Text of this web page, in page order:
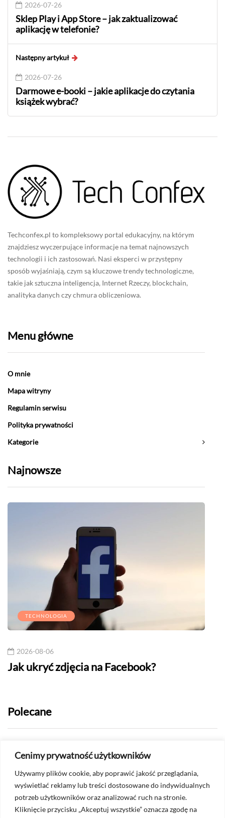
Cenimy prywatność użytkowników
Używamy plików cookie, aby poprawić jakość przeglądania,
wyświetlać reklamy lub treści dostosowane do indywidualnych
potrzeb użytkowników oraz analizować ruch na stronie.
Kliknięcie przycisku „Akceptuj wszystkie” oznacza zgodę na
2026-07-26
Sklep Play i App Store – jak zaktualizować
aplikację w telefonie?
Następny artykuł
2026-07-26
Darmowe e-booki – jakie aplikacje do czytania
książek wybrać?
Techconfex.pl to kompleksowy portal edukacyjny, na którym
znajdziesz wyczerpujące informacje na temat najnowszych
technologii i ich zastosowań. Nasi eksperci w przystępny
sposób wyjaśniają, czym są kluczowe trendy technologiczne,
takie jak sztuczna inteligencja, Internet Rzeczy, blockchain,
analityka danych czy chmura obliczeniowa.
Menu główne
O mnie
Mapa witryny
Regulamin serwisu
Polityka prywatności
Kategorie
Najnowsze
TECHNOLOGIA
2026-08-06
Jak ukryć zdjęcia na Facebook?
Polecane
Jak sprawdzić, czy ktoś mnie
ograniczył na Messengerze?